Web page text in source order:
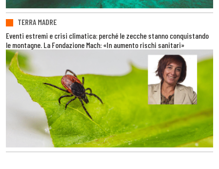
TERRA MADRE
Eventi estremi e crisi climatica: perché le zecche stanno conquistando
le montagne. La Fondazione Mach: «In aumento rischi sanitari»